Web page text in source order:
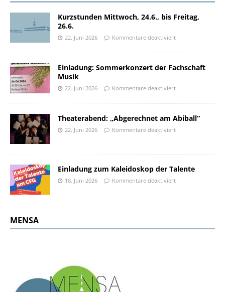
Kurzstunden Mittwoch, 24.6., bis Freitag,
26.6.
22. Juni 2026 Kommentare deaktiviert
Einladung: Sommerkonzert der Fachschaft
Musik
22. Juni 2026 Kommentare deaktiviert
Theaterabend: „Abgerechnet am Abiball“
22. Juni 2026 Kommentare deaktiviert
Einladung zum Kaleidoskop der Talente
18. Juni 2026 Kommentare deaktiviert
MENSA